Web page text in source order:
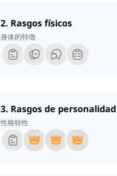
2. Rasgos físicos
身体的特徴
3. Rasgos de personalidad
性格特性